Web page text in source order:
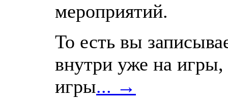
мероприятий.
То есть вы
внутри уже на игры,
игры... →